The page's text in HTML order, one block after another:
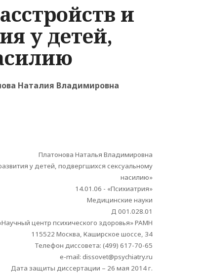
и
у детей,
Наталия Владимировна
Платонова Наталья Владимировна
у детей, подвергшихся сексуальному
насилию»
14.01.06 - «Психиатрия»
Медицинские науки
Д 001.028.01
центр психического здоровья» РАМН
115522 Москва, Каширское шоссе, 34
Телефон диссовета: (499) 617-70-65
e-mail: dissovet@psychiatry.ru
Дата защиты диссертации – 26 мая 2014 г.